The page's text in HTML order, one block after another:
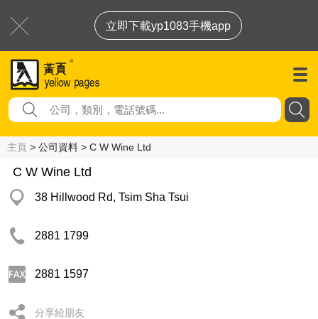
立即下載yp1083手機app
主頁 > 公司資料 > C W Wine Ltd
C W Wine Ltd
38 Hillwood Rd, Tsim Sha Tsui
2881 1799
2881 1597
分享給朋友